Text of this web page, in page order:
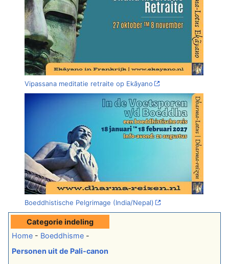
Vipassana meditatie retraite op Ekãyano
Boeddhistische Pelgrimage (India/Nepal)
Categorie indeling
Home - Boeddhisme -
Personen uit de Pali-canon